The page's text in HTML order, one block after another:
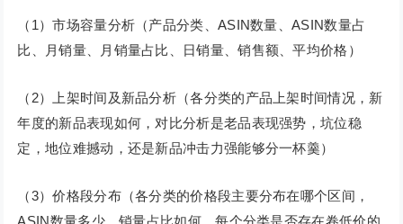
（1）市场容量分析（产品分类、ASIN数量、ASIN数量占
比、月销量、月销量占比、日销量、销售额、平均价格）
（2）上架时间及新品分析（各分类的产品上架时间情况，新
年度的新品表现如何，对比分析是老品表现强势，坑位稳
定，地位难撼动，还是新品冲击力强能够分一杯羹）
（3）价格段分布（各分类的价格段主要分布在哪个区间，
ASIN数量多少、销量占比如何，每个分类是否存在卷低价的